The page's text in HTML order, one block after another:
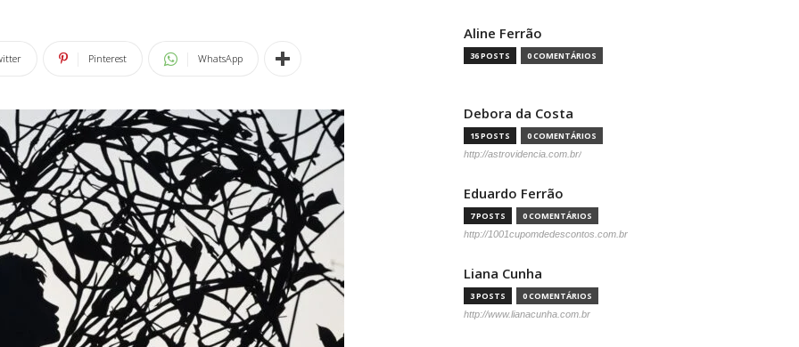
Pinterest WhatsApp
Aline Ferrão
36 POSTS 0 COMENTÁRIOS
Debora da Costa
15 POSTS 0 COMENTÁRIOS
http://astrovidencia.com.br/
Eduardo Ferrão
7 POSTS 0 COMENTÁRIOS
http://1001cupomdedescontos.com.br
Liana Cunha
3 POSTS 0 COMENTÁRIOS
http://www.lianacunha.com.br